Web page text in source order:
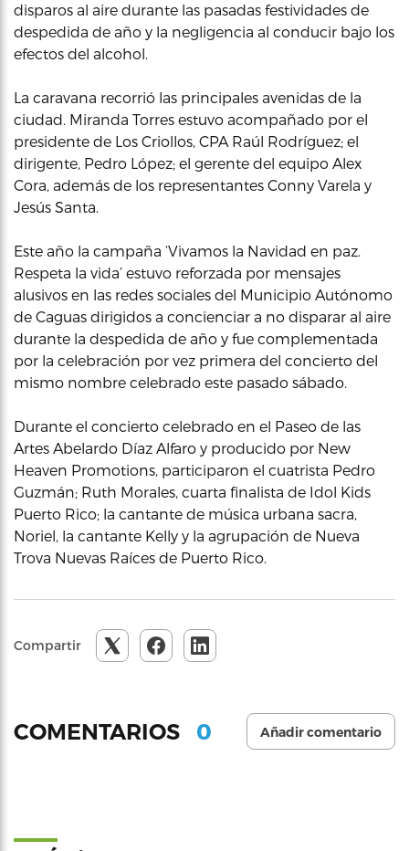
disparos al aire durante las pasadas festividades de
despedida de año y la negligencia al conducir bajo los
efectos del alcohol.
La caravana recorrió las principales avenidas de la
ciudad. Miranda Torres estuvo acompañado por el
presidente de Los Criollos, CPA Raúl Rodríguez; el
dirigente, Pedro López; el gerente del equipo Alex
Cora, además de los representantes Conny Varela y
Jesús Santa.
Este año la campaña ‘Vivamos la Navidad en paz.
Respeta la vida’ estuvo reforzada por mensajes
alusivos en las redes sociales del Municipio Autónomo
de Caguas dirigidos a concienciar a no disparar al aire
durante la despedida de año y fue complementada
por la celebración por vez primera del concierto del
mismo nombre celebrado este pasado sábado.
Durante el concierto celebrado en el Paseo de las
Artes Abelardo Díaz Alfaro y producido por New
Heaven Promotions, participaron el cuatrista Pedro
Guzmán; Ruth Morales, cuarta finalista de Idol Kids
Puerto Rico; la cantante de música urbana sacra,
Noriel, la cantante Kelly y la agrupación de Nueva
Trova Nuevas Raíces de Puerto Rico.
Compartir
COMENTARIOS 0 Añadir comentario